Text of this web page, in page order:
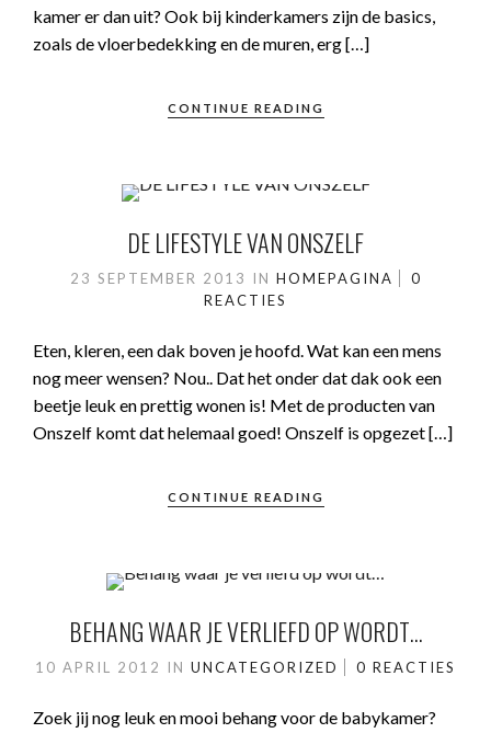
kamer er dan uit? Ook bij kinderkamers zijn de basics,
zoals de vloerbedekking en de muren, erg […]
CONTINUE READING
DE LIFESTYLE VAN ONSZELF
23 SEPTEMBER 2013 IN HOMEPAGINA
0
REACTIES
Eten, kleren, een dak boven je hoofd. Wat kan een mens
nog meer wensen? Nou.. Dat het onder dat dak ook een
beetje leuk en prettig wonen is! Met de producten van
Onszelf komt dat helemaal goed! Onszelf is opgezet […]
CONTINUE READING
BEHANG WAAR JE VERLIEFD OP WORDT…
10 APRIL 2012 IN UNCATEGORIZED 0 REACTIES
Zoek jij nog leuk en mooi behang voor de babykamer?